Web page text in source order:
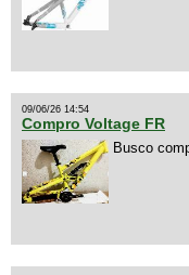
09/06/26 14:54
Compro Voltage FR
Busco